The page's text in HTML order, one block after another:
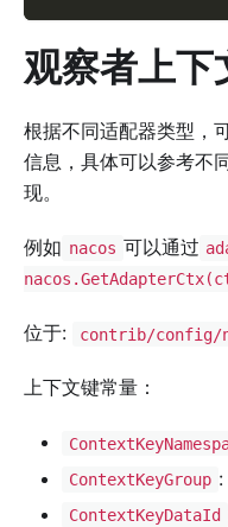
观察者上下
根据不同适配器类型，
信息，具体可以参考不
现。
例如 nacos 可以通过
位于: contrib/config/
上下文键常量：
ContextKeyGroup :
ContextKeyDataId